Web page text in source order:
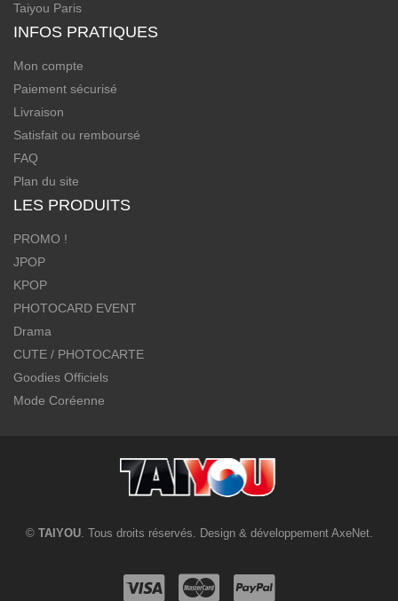
Taiyou Paris
INFOS PRATIQUES
Mon compte
Paiement sécurisé
Livraison
Satisfait ou remboursé
FAQ
Plan du site
LES PRODUITS
PROMO !
JPOP
KPOP
PHOTOCARD EVENT
Drama
CUTE / PHOTOCARTE
Goodies Officiels
Mode Coréenne
© TAIYOU. Tous droits réservés. Design & développement AxeNet.